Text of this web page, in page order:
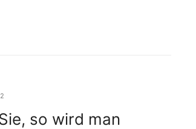
so wird man